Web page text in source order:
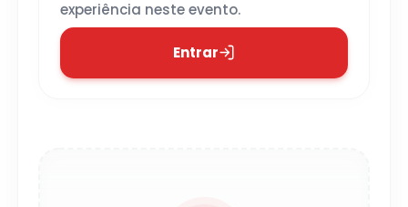
experiência neste evento.
Entrar